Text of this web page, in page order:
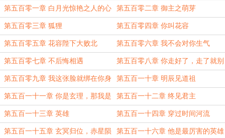
第五百零一章 白月光惊艳之人的心
心相惜
第五百零二章 御主之萌芽
第五百零三章 狐狸 第五百零四章 你叫花容
第五百零五章 花容陛下大败北 第五百零六章 我不会对你生气
第五百零七章 不后悔相遇 第五百零八章 你走好了，走了就别
回来
第五百零九章 我这张脸就绑在你身
上了
第五百一十章 明辰见道祖
第五百一十一章 你是玄理，那我是
谁？
第五百一十二章 终见君主
第五百一十三章 英雄 第五百一十四章 穿过时间河流
第五百一十五章 玄冥归位，赤星陨 第五百一十六章 他是最厉害的英雄